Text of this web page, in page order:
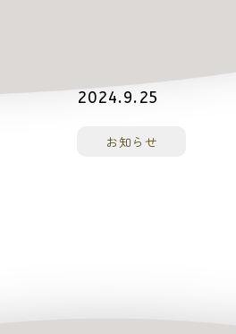
2024.9.25
お知らせ